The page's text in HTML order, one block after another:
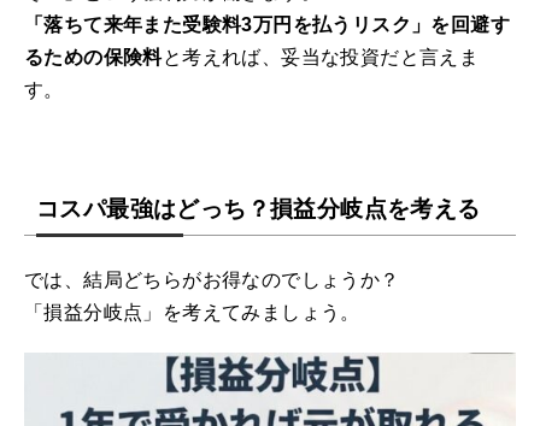
「落ちて来年また受験料3万円を払うリスク」を回避す
るための保険料と考えれば、妥当な投資だと言えま
す。
コスパ最強はどっち？損益分岐点を考える
では、結局どちらがお得なのでしょうか？
「損益分岐点」を考えてみましょう。